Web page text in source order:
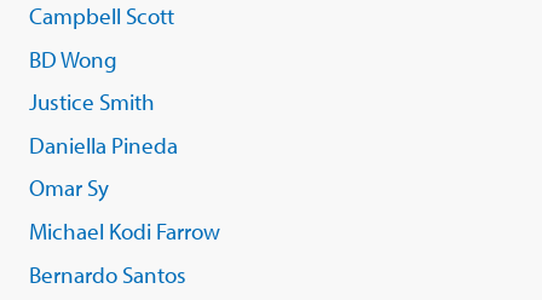
Campbell Scott
BD Wong
Justice Smith
Daniella Pineda
Omar Sy
Michael Kodi Farrow
Bernardo Santos